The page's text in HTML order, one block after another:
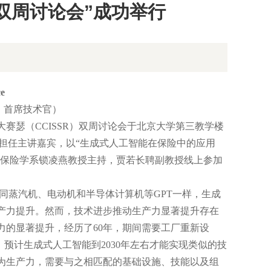
周讨论会”成功举行
席技术官）
瑟（CCISSR）双周讨论会于北京大学第三教学楼
任主讲嘉宾，以“生成式人工智能在保险中的应用
险学系锁凌燕教授主持，贾若长聘副教授线上参加
汽机、电动机和半导体计算机等GPT一样，生成
提升。然而，技术进步推动生产力显著提升存在
的显著提升，经历了60年，期间需要工厂重新设
计生成式人工智能到2030年左右才能实现类似的技
产力，需要与之相匹配的基础设施、技能以及组